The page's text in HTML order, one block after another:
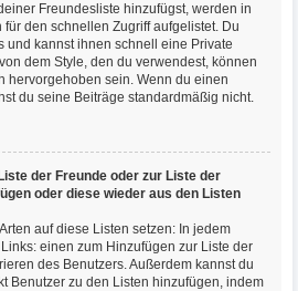
Freundesliste hinzufügst, werden in
den schnellen Zugriff aufgelistet. Du
und kannst ihnen schnell eine Private
dem Style, den du verwendest, können
hervorgehoben sein. Wenn du einen
du seine Beiträge standardmäßig nicht.
der Freunde oder zur Liste der
oder diese wieder aus den Listen
auf diese Listen setzen: In jedem
einen zum Hinzufügen zur Liste der
des Benutzers. Außerdem kannst du
Benutzer zu den Listen hinzufügen, indem